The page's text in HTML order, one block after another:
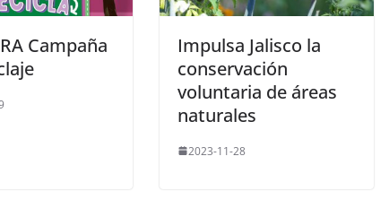
Campaña
Impulsa Jalisco la
conservación
voluntaria de áreas
naturales
2023-11-28